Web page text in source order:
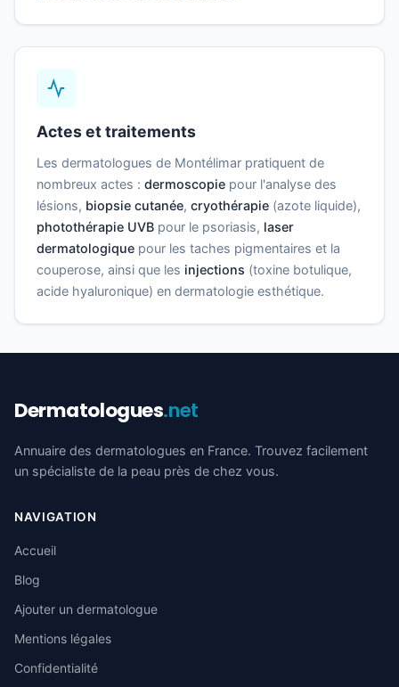
Actes et traitements
Les dermatologues de Montélimar pratiquent de
nombreux actes : dermoscopie pour l'analyse des
lésions, biopsie cutanée, cryothérapie (azote liquide),
photothérapie UVB pour le psoriasis, laser
dermatologique pour les taches pigmentaires et la
couperose, ainsi que les injections (toxine botulique,
acide hyaluronique) en dermatologie esthétique.
Dermatologues.net
Annuaire des dermatologues en France. Trouvez facilement
un spécialiste de la peau près de chez vous.
NAVIGATION
Accueil
Blog
Ajouter un dermatologue
Mentions légales
Confidentialité